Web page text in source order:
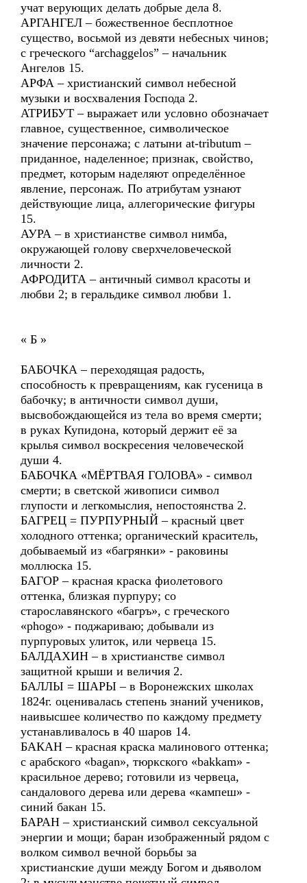
учат верующих делать добрые дела 8.
АРГАНГЕЛ – божественное бесплотное
существо, восьмой из девяти небесных чинов;
с греческого “archaggelos” – начальник
Ангелов 15.
АРФА – христианский символ небесной
музыки и восхваления Господа 2.
АТРИБУТ – выражает или условно обозначает
главное, существенное, символическое
значение персонажа; с латыни at-tributum –
приданное, наделенное; признак, свойство,
предмет, которым наделяют определённое
явление, персонаж. По атрибутам узнают
действующие лица, аллегорические фигуры
15.
АУРА – в христианстве символ нимба,
окружающей голову сверхчеловеческой
личности 2.
АФРОДИТА – античный символ красоты и
любви 2; в геральдике символ любви 1.
« Б »
БАБОЧКА – переходящая радость,
способность к превращениям, как гусеница в
бабочку; в античности символ души,
высвобождающейся из тела во время смерти;
в руках Купидона, который держит её за
крылья символ воскресения человеческой
души 4.
БАБОЧКА «МЁРТВАЯ ГОЛОВА» - символ
смерти; в светской живописи символ
глупости и легкомыслия, непостоянства 2.
БАГРЕЦ = ПУРПУРНЫЙ – красный цвет
холодного оттенка; органический краситель,
добываемый из «багрянки» - раковины
моллюска 15.
БАГОР – красная краска фиолетового
оттенка, близкая пурпуру; со
старославянского «багръ», с греческого
«phogo» - поджариваю; добывали из
пурпуровых улиток, или червеца 15.
БАЛДАХИН – в христианстве символ
защитной крыши и величия 2.
БАЛЛЫ = ШАРЫ – в Воронежских школах
1824г. оценивалась степень знаний учеников,
наивысшее количество по каждому предмету
устанавливалось в 40 шаров 14.
БАКАН – красная краска малинового оттенка;
с арабского «bagan», тюркского «bakkam» -
красильное дерево; готовили из червеца,
сандалового дерева или дерева «кампеш» -
синий бакан 15.
БАРАН – христианский символ сексуальной
энергии и мощи; баран изображенный рядом с
волком символ вечной борьбы за
христианские души между Богом и дьяволом